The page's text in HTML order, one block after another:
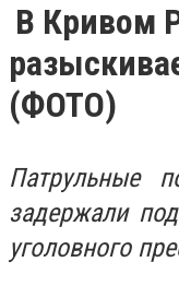
В Кривом
(ФОТО)
Патрульные
задержали
уголовного